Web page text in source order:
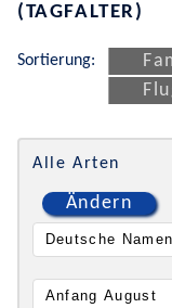
(TAGFALTER)
Sortierung:
Alle Arten
Ändern